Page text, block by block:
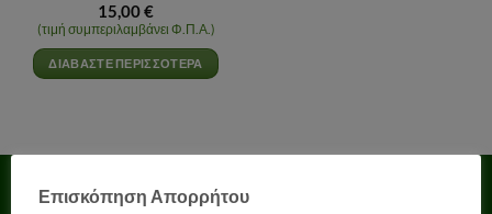
15,00€
(τιμή συμπεριλαμβάνει Φ.Π.Α.)
ΔΙΑΒΆΣΤΕ ΠΕΡΙΣΣΌΤΕΡΑ
ΓΙΑ ΕΜΑΣ
Επισκόπηση Απορρήτου